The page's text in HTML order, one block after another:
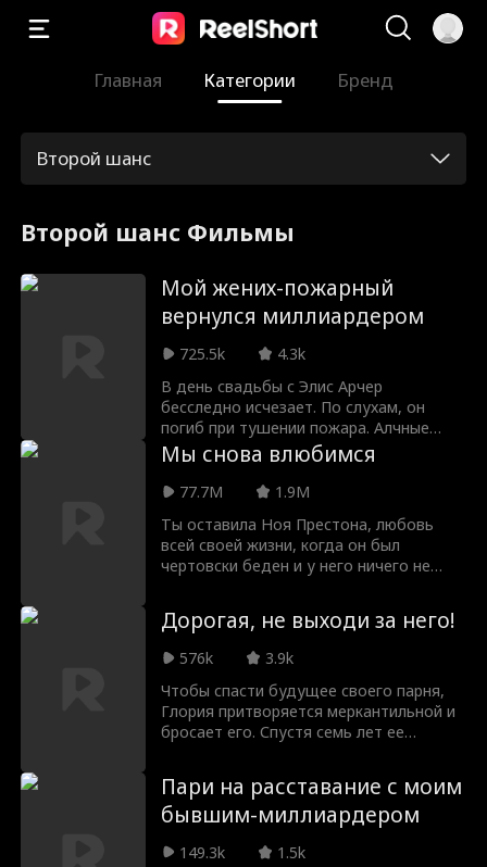
Главная Категории Бренд
Второй шанс
Второй шанс Фильмы
Мой жених-пожарный
вернулся миллиардером
725.5k
4.3k
В день свадьбы с Элис Арчер
бесследно исчезает. По слухам, он
погиб при тушении пожара. Алчные
родители пытаются выдать Элис за
на этой новой свадьбе она вдруг
обручен с другой.
Мы снова влюбимся
77.7M
1.9M
Ты оставила Ноя Престона, любовь
всей своей жизни, когда он был
чертовски беден и у него ничего не
приобрести вашу компанию и
превратить вашу жизнь в ад. Скажешь
ли ты ему правду о том, почему ты на
самом деле оставила его, или уже
слишком поздно для второго шанса на
любовь?
Дорогая, не выходи за него!
576k
3.9k
Чтобы спасти будущее своего парня,
Глория притворяется меркантильной и
бросает его. Спустя семь лет ее
успешный бывший. Старые чувства
вспыхивают вновь, тайны
шанс на любовь.
Пари на расставание с моим
бывшим-миллиардером
149.3k
1.5k